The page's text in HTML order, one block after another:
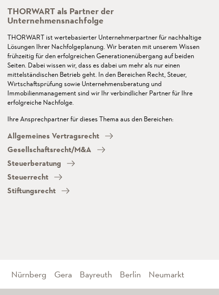
THORWART als Partner der
Unternehmensnachfolge
THORWART ist wertebasierter Unternehmerpartner für nachhaltige
Lösungen Ihrer Nachfolgeplanung. Wir beraten mit unserem Wissen
frühzeitig für den erfolgreichen Generationenübergang auf beiden
Seiten. Dabei wissen wir, dass es dabei um mehr als nur einen
mittelständischen Betrieb geht. In den Bereichen Recht, Steuer,
Wirtschaftsprüfung sowie Unternehmensberatung und
Immobilienmanagement sind wir Ihr verbindlicher Partner für Ihre
erfolgreiche Nachfolge.
Ihre Ansprechpartner für dieses Thema aus den Bereichen:
Allgemeines Vertragsrecht
Gesellschaftsrecht/M&A
Steuerberatung
Steuerrecht
Stiftungsrecht
Nürnberg Gera Bayreuth Berlin Neumarkt